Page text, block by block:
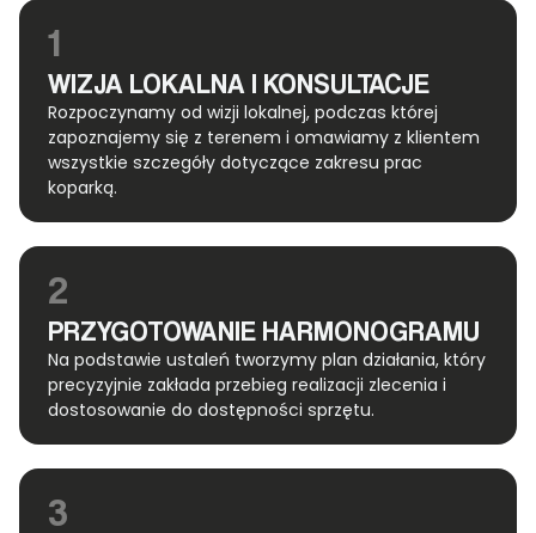
1
WIZJA LOKALNA I KONSULTACJE
Rozpoczynamy od wizji lokalnej, podczas której
zapoznajemy się z terenem i omawiamy z klientem
wszystkie szczegóły dotyczące zakresu prac
koparką.
2
PRZYGOTOWANIE HARMONOGRAMU
Na podstawie ustaleń tworzymy plan działania, który
precyzyjnie zakłada przebieg realizacji zlecenia i
dostosowanie do dostępności sprzętu.
3